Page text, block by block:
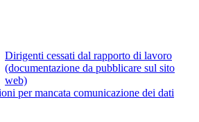
Dirigenti cessati dal rapporto di lavoro
(documentazione da pubblicare sul sito
web)
per mancata comunicazione dei dati